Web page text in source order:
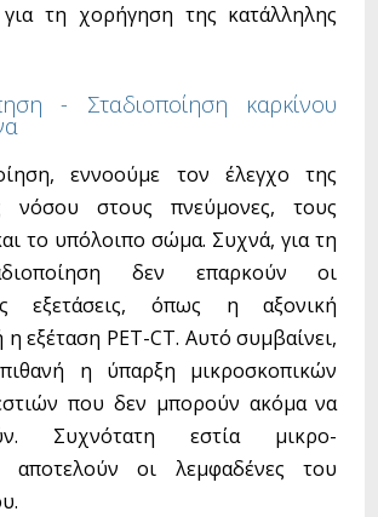
τη χορήγηση της κατάλληλης
- Σταδιοποίηση καρκίνου
εννοούμε τον έλεγχο της
νόσου στους πνεύμονες, τους
το υπόλοιπο σώμα. Συχνά, για τη
δεν επαρκούν οι
εξετάσεις, όπως η αξονική
εξέταση PET-CT. Αυτό συμβαίνει,
πιθανή η ύπαρξη μικροσκοπικών
που δεν μπορούν ακόμα να
Συχνότατη εστία μικρο-
αποτελούν οι λεμφαδένες του